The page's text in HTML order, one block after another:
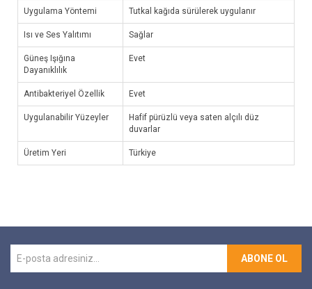
Uygulama Yöntemi Tutkal kağıda sürülerek uygulanır
Isı ve Ses Yalıtımı Sağlar
Güneş Işığına
Dayanıklılık
Evet
Antibakteriyel Özellik Evet
Uygulanabilir Yüzeyler
Hafif pürüzlü veya saten alçılı düz
duvarlar
Üretim Yeri Türkiye
ABONE OL